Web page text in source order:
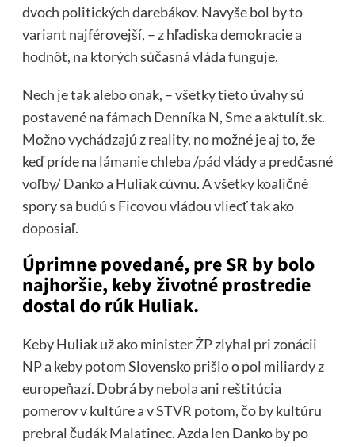
dvoch politických darebákov. Navyše bol by to
variant najférovejší, – z hľadiska demokracie a
hodnôt, na ktorých súčasná vláda funguje.
Nech je tak alebo onak, – všetky tieto úvahy sú
postavené na fámach Denníka N, Sme a aktulít.sk.
Možno vychádzajú z reality, no možné je aj to, že
keď príde na lámanie chleba /pád vlády a predčasné
voľby/ Danko a Huliak cúvnu. A všetky koaličné
spory sa budú s Ficovou vládou vliecť tak ako
doposiaľ.
Úprimne povedané, pre SR by bolo
najhoršie, keby životné prostredie
dostal do rúk Huliak.
Keby Huliak už ako minister ŽP zlyhal pri zonácii
NP a keby potom Slovensko prišlo o pol miliardy z
europeňazí. Dobrá by nebola ani reštitúcia
pomerov v kultúre a v STVR potom, čo by kultúru
prebral čudák Malatinec. Azda len Danko by po